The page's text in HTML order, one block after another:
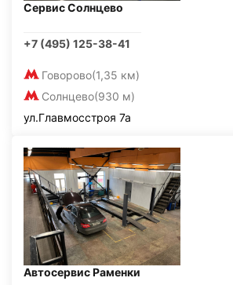
Сервис Солнцево
+7 (495) 125-38-41
Говорово(1,35 км)
Солнцево(930 м)
ул.Главмосстроя 7а
Автосервис Раменки